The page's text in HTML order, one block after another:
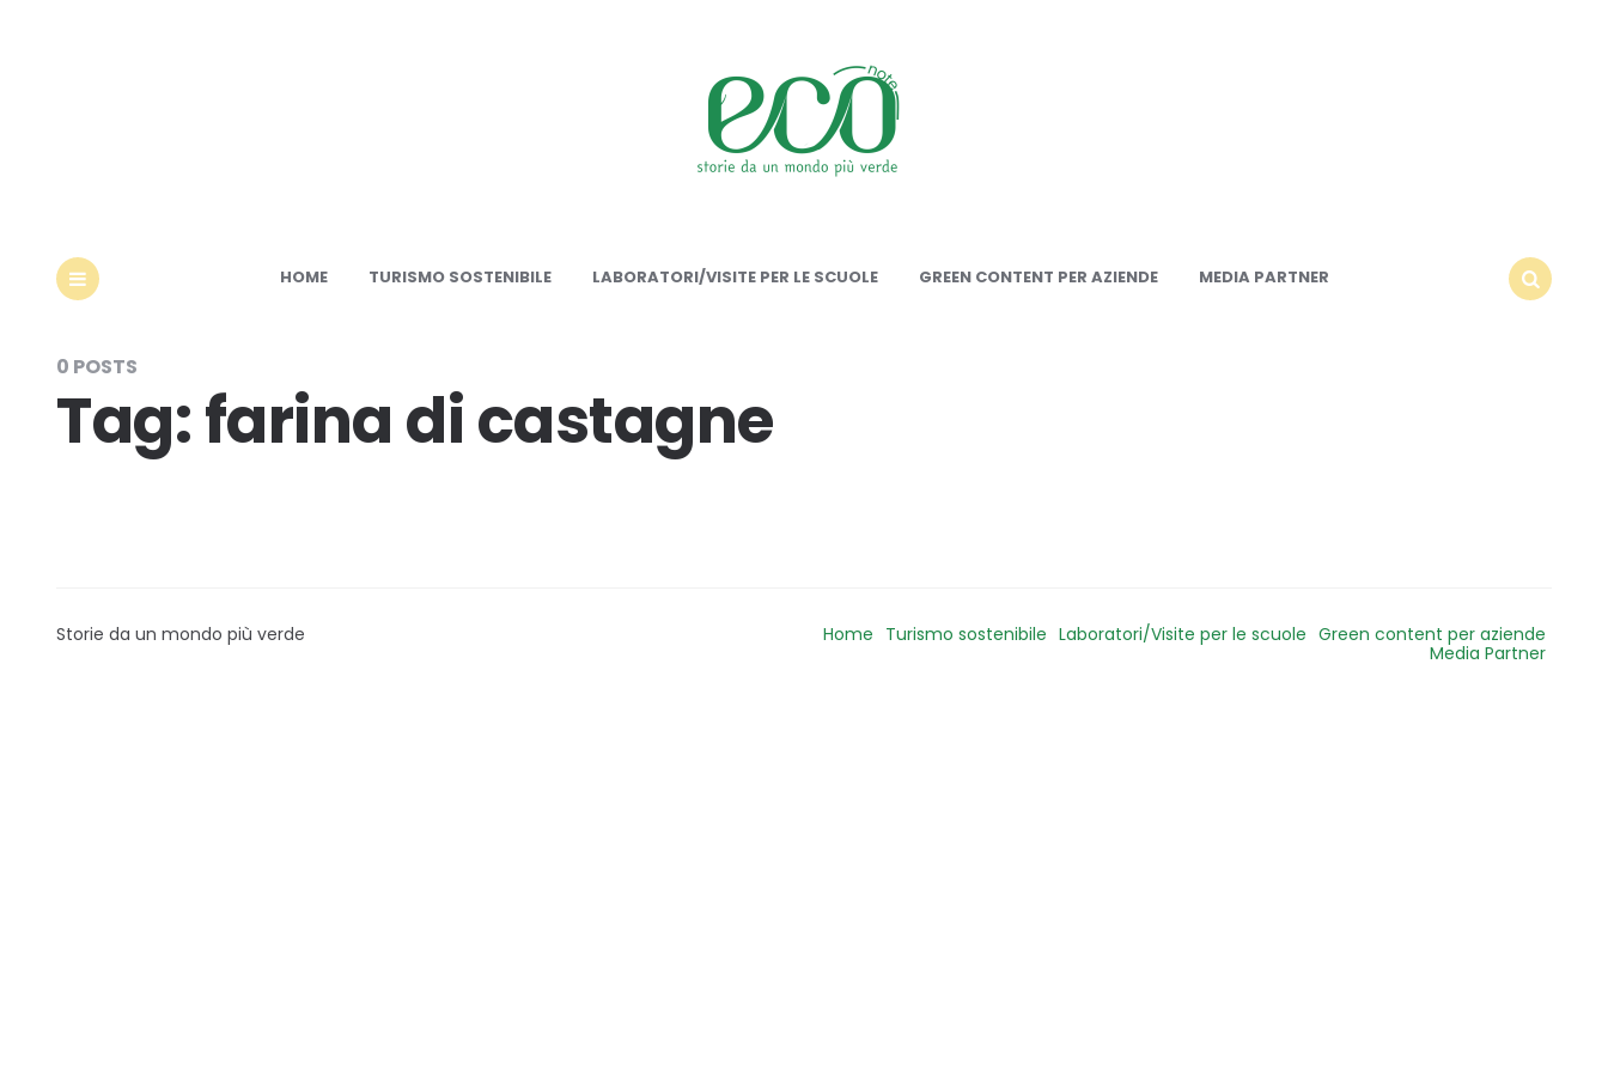
HOME TURISMO SOSTENIBILE LABORATORI/VISITE PER LE SCUOLE GREEN CONTENT PER AZIENDE
MEDIA PARTNER
0 POSTS
Tag:farina di castagne
Storie da un mondo più verde Home Turismo sostenibile Laboratori/Visite per le scuole Green content per aziende
Media Partner